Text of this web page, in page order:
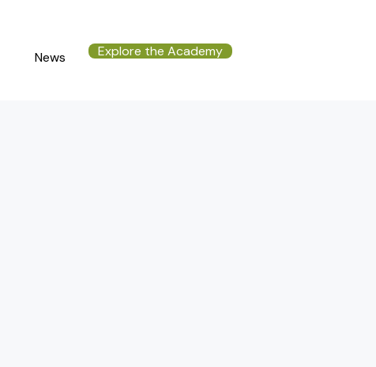
News Explore the Academy